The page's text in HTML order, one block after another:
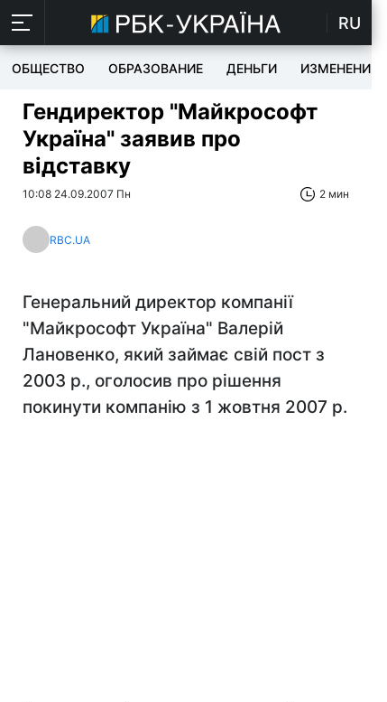
RU
ОБЩЕСТВО ОБРАЗОВАНИЕ ДЕНЬГИ ИЗМЕНЕНИЯ
Гендиректор "Майкрософт
Україна" заявив про
відставку
10:08 24.09.2007 Пн 2 мин
RBC.UA
Генеральний директор компанії
"Майкрософт Україна" Валерій
Лановенко, який займає свій пост з
2003 р., оголосив про рішення
покинути компанію з 1 жовтня 2007 р.